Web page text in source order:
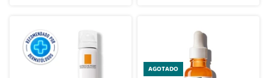
AGOTADO